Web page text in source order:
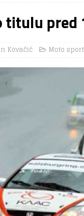
titulu pred
Kovačić Moto sport